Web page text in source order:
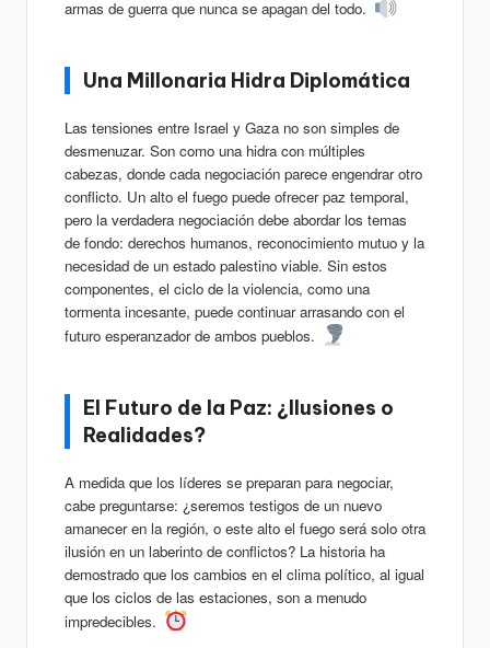
armas de guerra que nunca se apagan del todo.
Una Millonaria Hidra Diplomática
Las tensiones entre Israel y Gaza no son simples de
desmenuzar. Son como una hidra con múltiples
cabezas, donde cada negociación parece engendrar otro
conflicto. Un alto el fuego puede ofrecer paz temporal,
pero la verdadera negociación debe abordar los temas
de fondo: derechos humanos, reconocimiento mutuo y la
necesidad de un estado palestino viable. Sin estos
componentes, el ciclo de la violencia, como una
tormenta incesante, puede continuar arrasando con el
futuro esperanzador de ambos pueblos.
El Futuro de la Paz: ¿Ilusiones o
Realidades?
A medida que los líderes se preparan para negociar,
cabe preguntarse: ¿seremos testigos de un nuevo
amanecer en la región, o este alto el fuego será solo otra
ilusión en un laberinto de conflictos? La historia ha
demostrado que los cambios en el clima político, al igual
que los ciclos de las estaciones, son a menudo
impredecibles.